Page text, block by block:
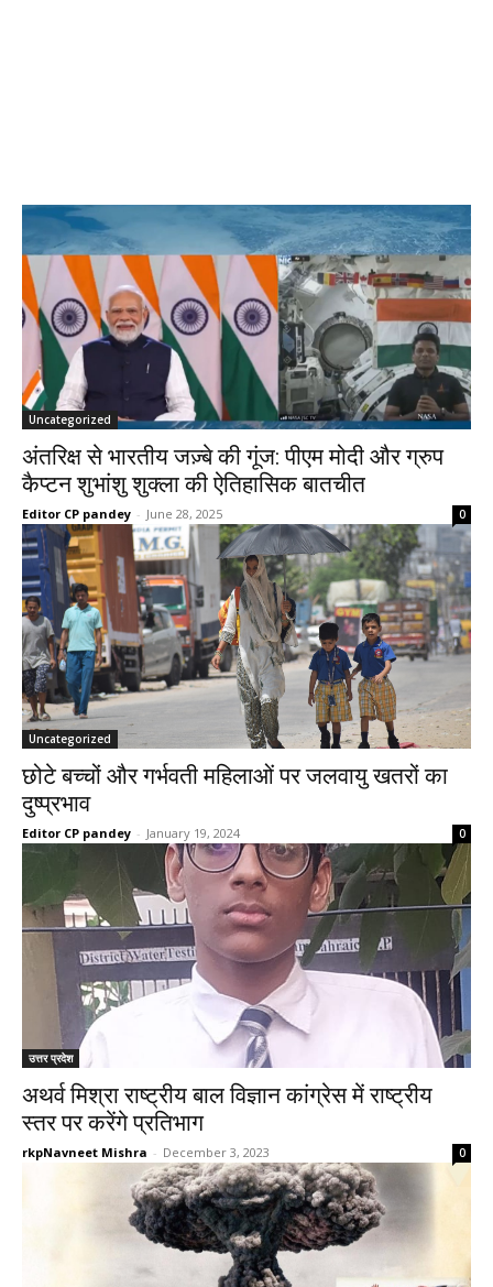
Uncategorized
अंतरिक्ष से भारतीय जज़्बे की गूंज: पीएम मोदी और ग्रुप
कैप्टन शुभांशु शुक्ला की ऐतिहासिक बातचीत
Editor CP pandey - June 28, 2025 0
Uncategorized
छोटे बच्चों और गर्भवती महिलाओं पर जलवायु खतरों का
दुष्प्रभाव
Editor CP pandey - January 19, 2024 0
उत्तर प्रदेश
अथर्व मिश्रा राष्ट्रीय बाल विज्ञान कांग्रेस में राष्ट्रीय
स्तर पर करेंगे प्रतिभाग
rkpNavneet Mishra - December 3, 2023 0